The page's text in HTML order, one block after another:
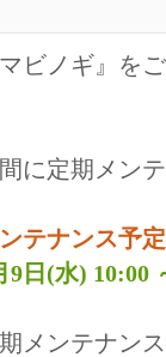
ビノギ』を
に定期メン
ンテナンス予
9日(水) 10:00
メンテナン